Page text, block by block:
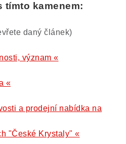
kamenem:
daný článek)
význam «
«
a prodejní nabídka na
"České Krystaly" «